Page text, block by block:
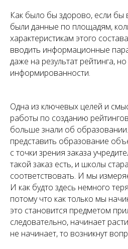
Как было бы здорово, если бы
были данные по площадям,
характеристикам этого
вводить информационные
даже на результат рейтинга,
информированности.
Одна из ключевых целей и
работы по созданию
больше знали об
представить образование
с точки зрения заказа
такой заказ есть, и школы
соответствовать. И мы
И как будто здесь немного
потому что как только мы
это становится предметом
следовательно, начинает
не начинает, то возникнут